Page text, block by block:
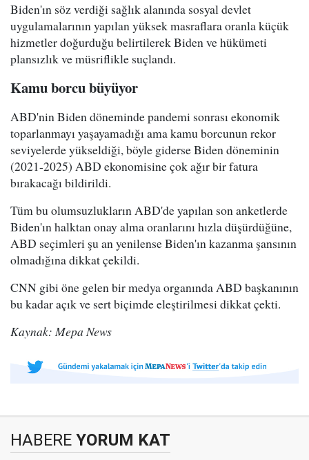
Biden'ın söz verdiği sağlık alanında sosyal devlet
uygulamalarının yapılan yüksek masraflara oranla küçük
hizmetler doğurduğu belirtilerek Biden ve hükümeti
plansızlık ve müsriflikle suçlandı.
Kamu borcu büyüyor
ABD'nin Biden döneminde pandemi sonrası ekonomik
toparlanmayı yaşayamadığı ama kamu borcunun rekor
seviyelerde yükseldiği, böyle giderse Biden döneminin
(2021-2025) ABD ekonomisine çok ağır bir fatura
bırakacağı bildirildi.
Tüm bu olumsuzlukların ABD'de yapılan son anketlerde
Biden'ın halktan onay alma oranlarını hızla düşürdüğüne,
ABD seçimleri şu an yenilense Biden'ın kazanma şansının
olmadığına dikkat çekildi.
CNN gibi öne gelen bir medya organında ABD başkanının
bu kadar açık ve sert biçimde eleştirilmesi dikkat çekti.
Kaynak: Mepa News
HABERE YORUM KAT